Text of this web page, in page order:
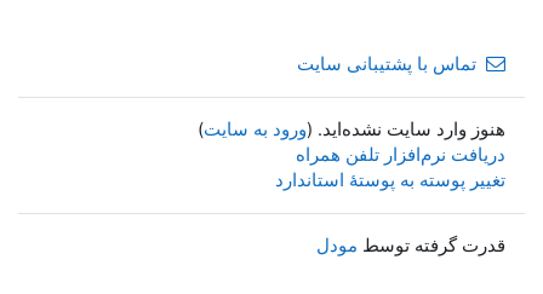
تماس با پشتیبانی سایت
هنوز وارد سایت نشده‌اید. (ورود به سایت)
دریافت نرم‌افزار تلفن همراه
تغییر پوسته به پوستهٔ استاندارد
قدرت گرفته توسط مودل